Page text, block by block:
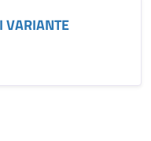
VARIANTE